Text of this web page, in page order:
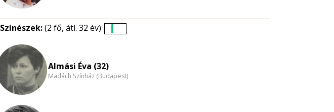
Színészek:(2 fő, átl. 32 év)
Almási Éva (32)
Madách Színház (Budapest)